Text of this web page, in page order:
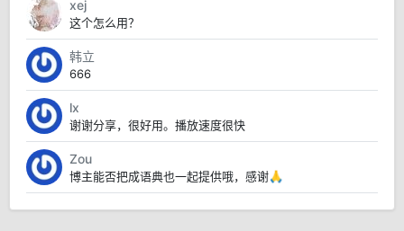
xej
这个怎么用？
韩立
666
lx
谢谢分享，很好用。播放速度很快
Zou
博主能否把成语典也一起提供哦，感谢🙏